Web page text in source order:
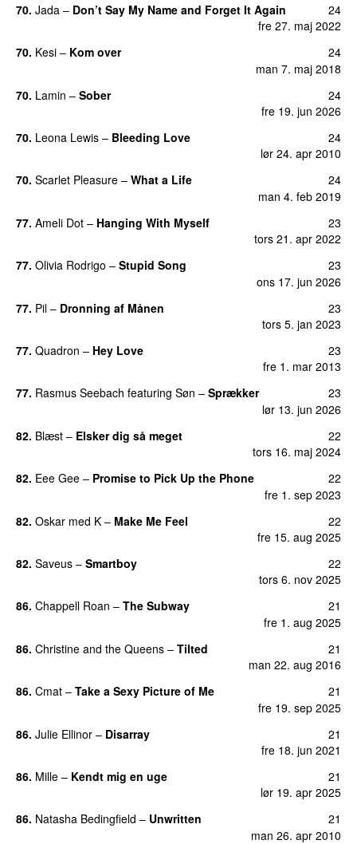
70. Jada – Don’t Say My Name and Forget It Again
fre 27. maj 2022
24
70. Kesi – Kom over
man 7. maj 2018
24
70. Lamin – Sober
fre 19. jun 2026
24
70. Leona Lewis – Bleeding Love
lør 24. apr 2010
24
70. Scarlet Pleasure – What a Life
man 4. feb 2019
24
77. Ameli Dot – Hanging With Myself
tors 21. apr 2022
23
77. Olivia Rodrigo – Stupid Song
ons 17. jun 2026
23
77. Pil – Dronning af Månen
tors 5. jan 2023
23
77. Quadron – Hey Love
fre 1. mar 2013
23
77. Rasmus Seebach featuring Søn – Sprækker
lør 13. jun 2026
23
82. Blæst – Elsker dig så meget
tors 16. maj 2024
22
82. Eee Gee – Promise to Pick Up the Phone
fre 1. sep 2023
22
82. Oskar med K – Make Me Feel
fre 15. aug 2025
22
82. Saveus – Smartboy
tors 6. nov 2025
22
86. Chappell Roan – The Subway
fre 1. aug 2025
21
86. Christine and the Queens – Tilted
man 22. aug 2016
21
86. Cmat – Take a Sexy Picture of Me
fre 19. sep 2025
21
86. Julie Ellinor – Disarray
fre 18. jun 2021
21
86. Mille – Kendt mig en uge
lør 19. apr 2025
21
86. Natasha Bedingfield – Unwritten
man 26. apr 2010
21